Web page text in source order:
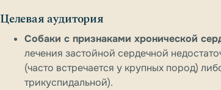
Целевая аудитория
Собаки с признаками хронической
лечения застойной сердечной
(часто встречается у крупных пород)
трикуспидальной).